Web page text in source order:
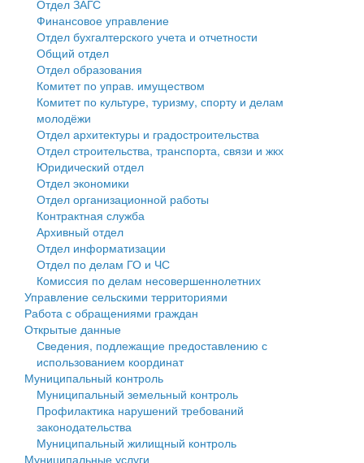
Государственные услуги
Промышленность и АПК
Экономика и бизнес
Символика
Устав
Гостям округа
Туризм
Культура
Образование
Здравоохранение
Социальная защита
Фотоальбом
муниципального округа Тверской области
Администрация Кашинского муниципального округа
Тверской области
Управление сельскими территориями
Открытые данные
Работа с обращениями граждан
Муниципальный контроль
Муниципальные услуги
Проекты административных регламентов
Антимонопольный комплаенс
Противодействие коррупции
Финансовое управление
Бюджет для граждан
Имущество
Выявление правообладателей ранее учтенных
объектов недвижимости
Имущественная поддержка субъектов малого и
среднего предпринимательства
Информационная поддержка субъектов малого и
среднего предпринимательства
Муниципальные программы
Контрольно-счетная палата
Персональные данные
Оценка регулирующего воздействия
Деятельность МУ
Отдел ЗАГС
Финансовое управление
Отдел бухгалтерского учета и отчетности
Общий отдел
Отдел образования
Комитет по управ. имуществом
Комитет по культуре, туризму, спорту и делам
молодёжи
Отдел архитектуры и градостроительства
Отдел строительства, транспорта, связи и жкх
Юридический отдел
Отдел экономики
Отдел организационной работы
Контрактная служба
Архивный отдел
Отдел информатизации
Отдел по делам ГО и ЧС
Комиссия по делам несовершеннолетних
Управление сельскими территориями
Работа с обращениями граждан
Открытые данные
Сведения, подлежащие предоставлению с
использованием координат
Муниципальный контроль
Муниципальный земельный контроль
Профилактика нарушений требований
законодательства
Муниципальный жилищный контроль
Муниципальные услуги